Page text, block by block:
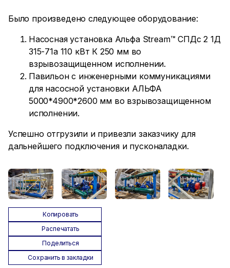
Было произведено следующее оборудование:
Насосная установка Альфа Stream™ СПДс 2 1Д
315-71а 110 кВт К 250 мм во
взрывозащищенном исполнении.
Павильон с инженерными коммуникациями
для насосной установки АЛЬФА
5000*4900*2600 мм во взрывозащищенном
исполнении.
Успешно отгрузили и привезли заказчику для
дальнейшего подключения и пусконаладки.
Копировать
Распечатать
Поделиться
Сохранить в закладки